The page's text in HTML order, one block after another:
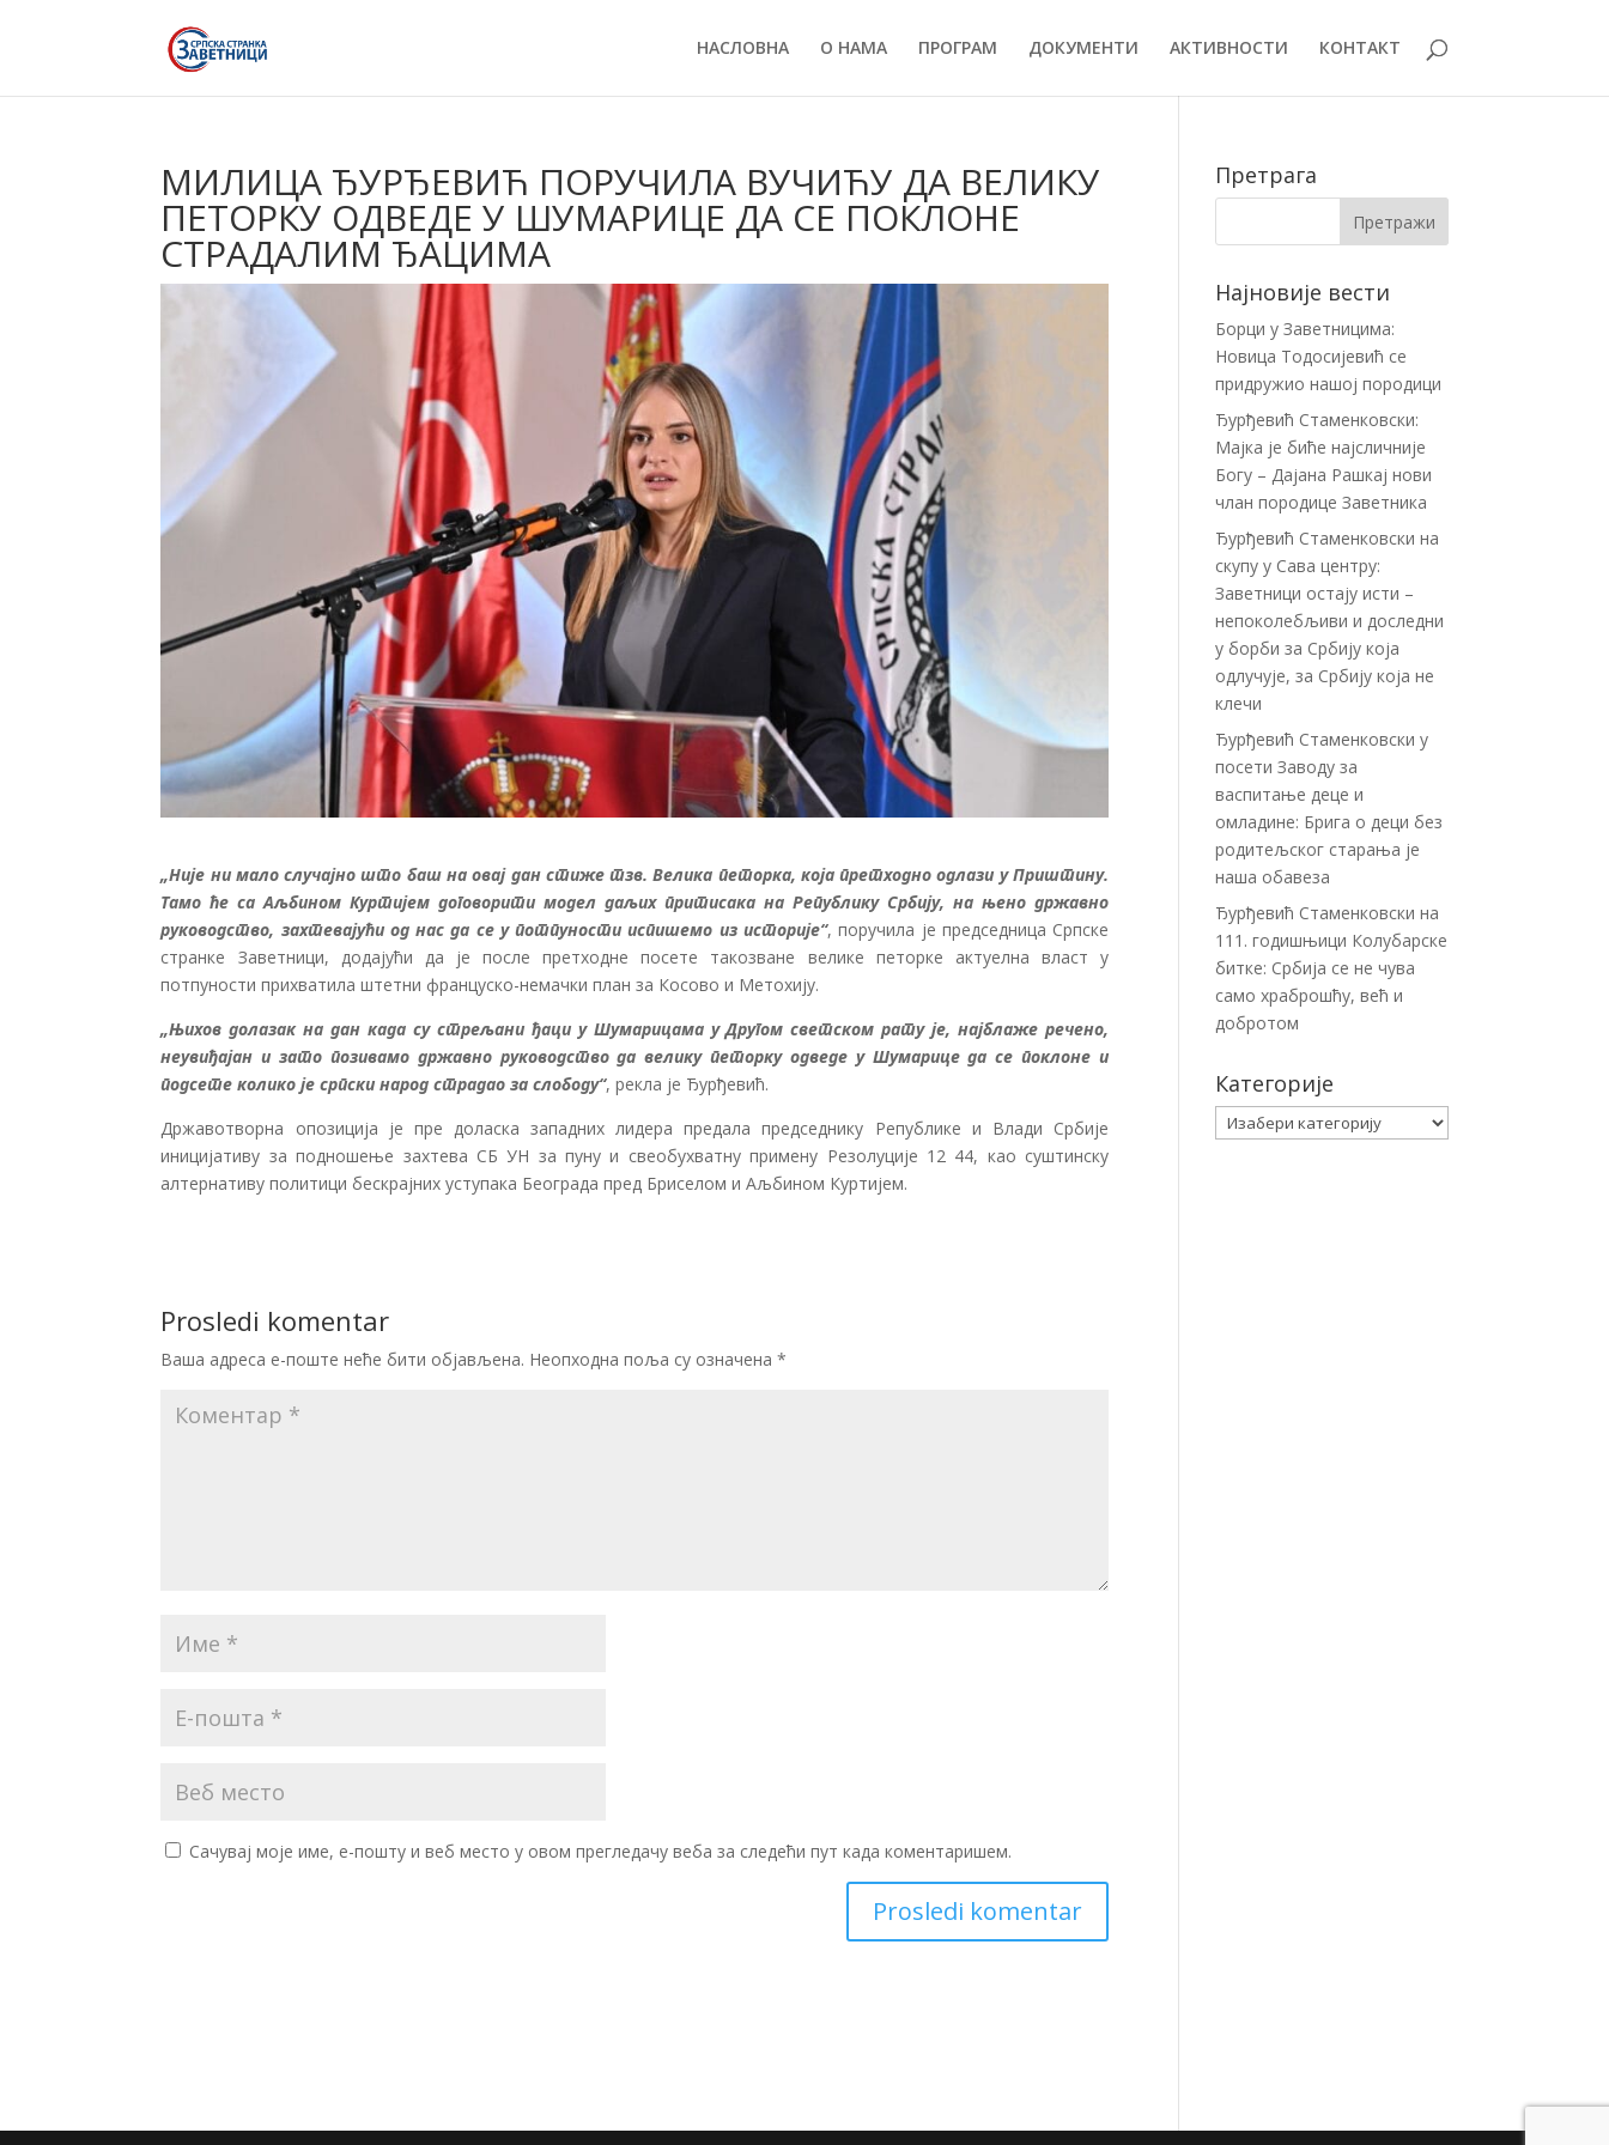
НАСЛОВНА О НАМА ПРОГРАМ ДОКУМЕНТИ АКТИВНОСТИ КОНТАКТ
МИЛИЦА ЂУРЂЕВИЋ ПОРУЧИЛА ВУЧИЋУ ДА ВЕЛИКУ
ПЕТОРКУ ОДВЕДЕ У ШУМАРИЦЕ ДА СЕ ПОКЛОНЕ
СТРАДАЛИМ ЂАЦИМА
„Није ни мало случајно што баш на овај дан стиже тзв. Велика петорка, која претходно одлази у Приштину.
Тамо ће са Аљбином Куртијем договорити модел даљих притисака на Републику Србију, на њено државно
руководство, захтевајући од нас да се у потпуности испишемо из историје“, поручила је председница Српске
странке Заветници, додајући да је после претходне посете такозване велике петорке актуелна власт у
потпуности прихватила штетни француско-немачки план за Косово и Метохију.
„Њихов долазак на дан када су стрељани ђаци у Шумарицама у Другом светском рату је, најблаже речено,
неувиђајан и зато позивамо државно руководство да велику петорку одведе у Шумарице да се поклоне и
подсете колико је српски народ страдао за слободу“, рекла је Ђурђевић.
Државотворна опозиција је пре доласка западних лидера предала председнику Републике и Влади Србије
иницијативу за подношење захтева СБ УН за пуну и свеобухватну примену Резолуције 12 44, као суштинску
алтернативу политици бескрајних уступака Београда пред Бриселом и Аљбином Куртијем.
Prosledi komentar
Ваша адреса е-поште неће бити објављена. Неопходна поља су означена*
Сачувај моје име, е-пошту и веб место у овом прегледачу веба за следећи пут када коментаришем.
Претрага
Најновије вести
Борци у Заветницима:
Новица Тодосијевић се
придружио нашој породици
Ђурђевић Стаменковски:
Мајка је биће најсличније
Богу – Дајана Рашкај нови
члан породице Заветника
Ђурђевић Стаменковски на
скупу у Сава центру:
Заветници остају исти –
непоколебљиви и доследни
у борби за Србију која
одлучује, за Србију која не
клечи
Ђурђевић Стаменковски у
посети Заводу за
васпитање деце и
омладине: Брига о деци без
родитељског старања је
наша обавеза
Ђурђевић Стаменковски на
111. годишњици Колубарске
битке: Србија се не чува
само храброшћу, већ и
добротом
Категорије
Категорије